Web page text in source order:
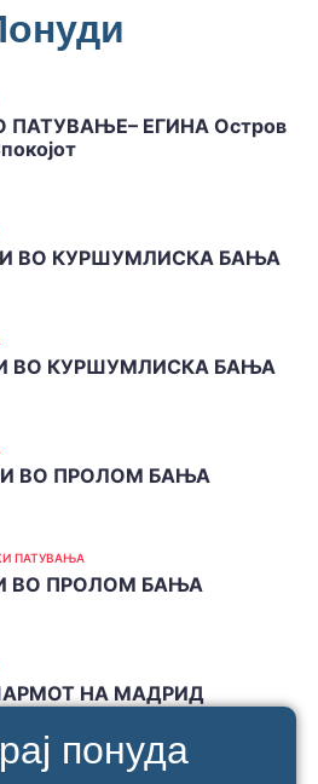
ЕГИНА Остров
ВО КУРШУМЛИСКА БАЊА
ВО КУРШУМЛИСКА БАЊА
ВО ПРОЛОМ БАЊА
ПАТУВАЊА
ВО ПРОЛОМ БАЊА
НА МАДРИД
понуда